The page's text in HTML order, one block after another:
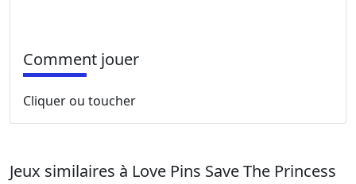
Comment jouer
Cliquer ou toucher
Jeux similaires à Love Pins Save The Princess